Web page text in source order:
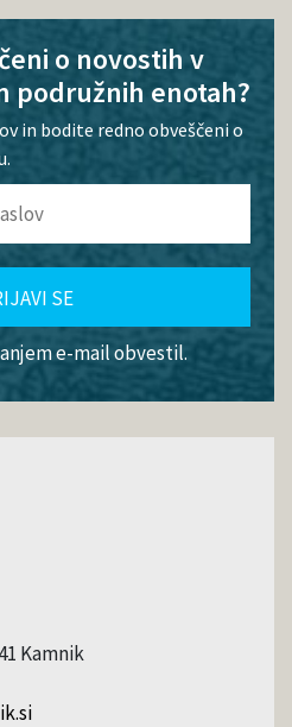
o novostih v
podružnih enotah?
in bodite redno obveščeni o
SE
e-mail obvestil.
Kamnik